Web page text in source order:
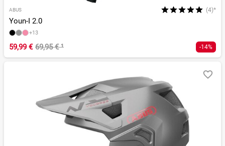
ABUS (4)*
Youn-I 2.0
+13
59,99 € 69,95 €¹ -14%